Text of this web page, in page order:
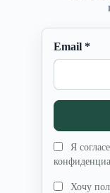
Email *
Я
Хочу